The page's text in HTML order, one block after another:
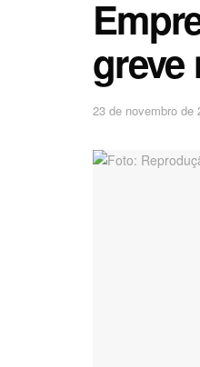
greve
23 de novembro de